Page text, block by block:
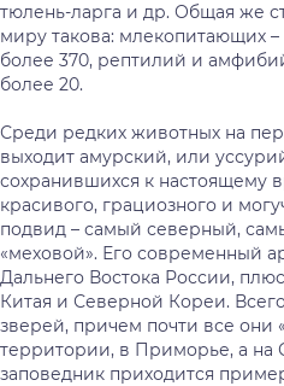
тюлень-ларга и др. Общая же
миру такова: млекопитающих
более 370, рептилий и
более 20.
Среди редких животных на
выходит амурский, или
сохранившихся к настоящему
красивого, грациозного и
подвид – самый северный,
«меховой». Его современный
Дальнего Востока России,
Китая и Северной Кореи.
зверей, причем почти все они
территории, в Приморье, а на
заповедник приходится